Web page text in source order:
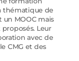
thématique de
un MOOC mais
Leur
avec de
CMG et des